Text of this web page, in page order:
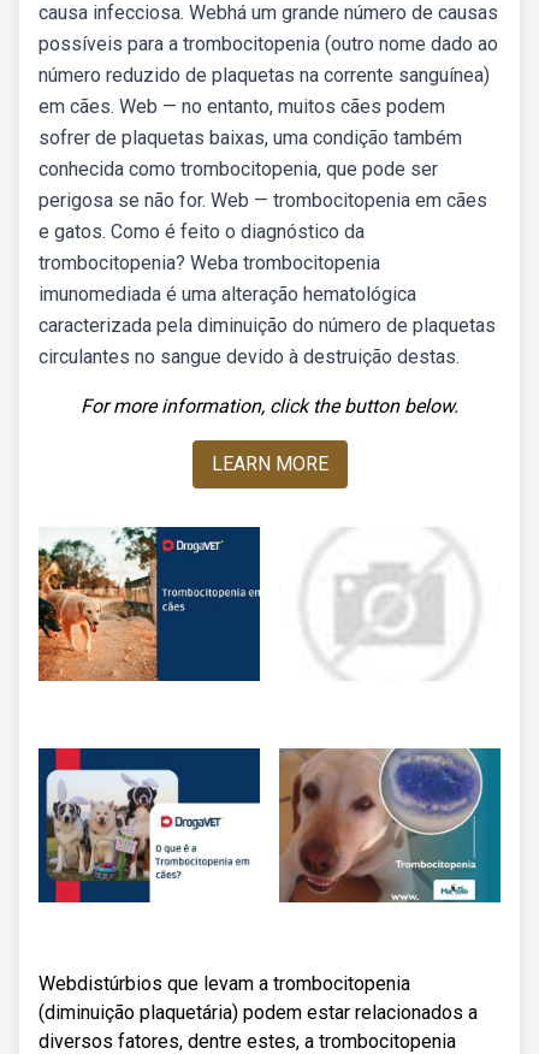
causa infecciosa. Webhá um grande número de causas
possíveis para a trombocitopenia (outro nome dado ao
número reduzido de plaquetas na corrente sanguínea)
em cães. Web — no entanto, muitos cães podem
sofrer de plaquetas baixas, uma condição também
conhecida como trombocitopenia, que pode ser
perigosa se não for. Web — trombocitopenia em cães
e gatos. Como é feito o diagnóstico da
trombocitopenia? Weba trombocitopenia
imunomediada é uma alteração hematológica
caracterizada pela diminuição do número de plaquetas
circulantes no sangue devido à destruição destas.
For more information, click the button below.
LEARN MORE
Webdistúrbios que levam a trombocitopenia
(diminuição plaquetária) podem estar relacionados a
diversos fatores, dentre estes, a trombocitopenia